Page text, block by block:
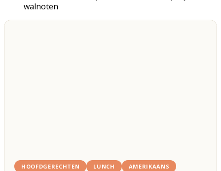
walnoten
HOOFDGERECHTEN LUNCH
AMERIKAANS